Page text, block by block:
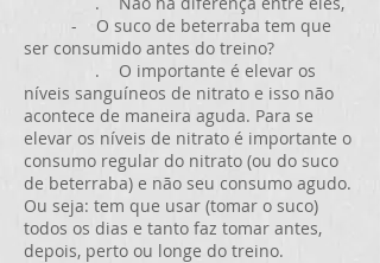
- O suco de beterraba tem que
ser consumido antes do treino?
. O importante é elevar os
níveis sanguíneos de nitrato e isso não
acontece de maneira aguda. Para se
elevar os níveis de nitrato é importante o
consumo regular do nitrato (ou do suco
de beterraba) e não seu consumo agudo.
Ou seja: tem que usar (tomar o suco)
todos os dias e tanto faz tomar antes,
depois, perto ou longe do treino.